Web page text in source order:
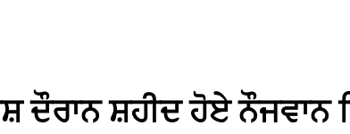
ਦੌਰਾਨ ਸ਼ਹੀਦ ਹੋਏ ਨੌਜਵਾਨ